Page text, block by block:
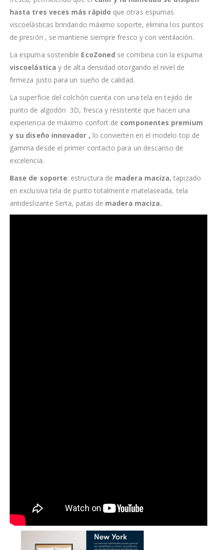
hasta tres veces más rápido que otras espumas
viscoelásticas brindando máximo soporte, elimina los puntos
de presión , se mantiene siempre fresco y con ventilación.
La espuma sostenible EcoZoned se combina con la espuma
viscoelástica y de alta densidad otorgando el nivel de
firmeza justo para un sueño de calidad.
La superficie del colchón cuenta con una tela en tejido de
punto de algodón 3D, fresca y resistente que hacen una
experiencia de máximo confort de componentes premium
y su diseño innovador , lo convierten en el modelo top de
gamma desde el primer contacto para un descanso de
excelencia.
Base de soporte: estructura de madera maciza, tapizado
en exclusiva tela de punto totalmente matelaseada, tela
antideslizante Serta, patas de madera maciza.